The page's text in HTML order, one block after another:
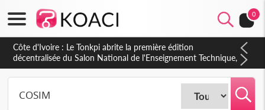
0
Côte d'Ivoire : PPA-CI, Gbagbo délègue une partie de ses
prérogatives de président à 05 cadres, vers sa retraite
politique ?